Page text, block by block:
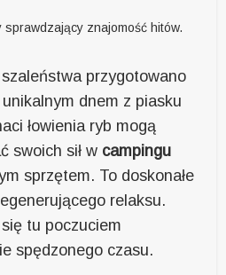
sprawdzający znajomość hitów.
przygotowano
dnem z piasku
łowienia ryb mogą
swoich sił w campingu
sprzętem. To doskonałe
relaksu.
tu poczuciem
spędzonego czasu.